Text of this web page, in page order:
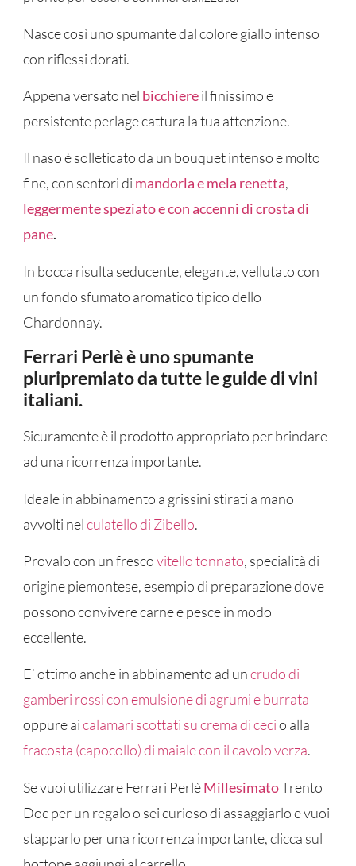
Nasce così uno spumante dal colore giallo intenso
con riflessi dorati.
Appena versato nel bicchiereil finissimo e
persistente perlage cattura la tua attenzione.
Il naso è solleticato da un bouquet intenso e molto
fine, con sentori di mandorla e mela renetta,
leggermente speziato e con accenni di crosta di
pane.
In bocca risulta seducente, elegante, vellutato con
un fondo sfumato aromatico tipico dello
Chardonnay.
Ferrari Perlè è uno spumante
pluripremiato da tutte le guide di vini
italiani.
Sicuramente è il prodotto appropriato per brindare
ad una ricorrenza importante.
Ideale in abbinamento a grissini stirati a mano
avvolti nelculatello di Zibello.
Provalo con un frescovitello tonnato, specialità di
origine piemontese, esempio di preparazione dove
possono convivere carne e pesce in modo
eccellente.
E’ ottimo anche in abbinamento ad uncrudo di
gamberi rossi con emulsione di agrumi e burrata
oppure aicalamari scottati su crema di cecio alla
fracosta (capocollo) di maiale con il cavolo verza.
Se vuoi utilizzare Ferrari PerlèMillesimatoTrento
Doc per un regalo o sei curioso di assaggiarlo e vuoi
stapparlo per una ricorrenza importante, clicca sul